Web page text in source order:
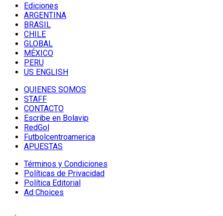
Ediciones
ARGENTINA
BRASIL
CHILE
GLOBAL
MÉXICO
PERU
US ENGLISH
QUIENES SOMOS
STAFF
CONTACTO
Escribe en Bolavip
RedGol
Futbolcentroamerica
APUESTAS
Términos y Condiciones
Políticas de Privacidad
Política Editorial
Ad Choices